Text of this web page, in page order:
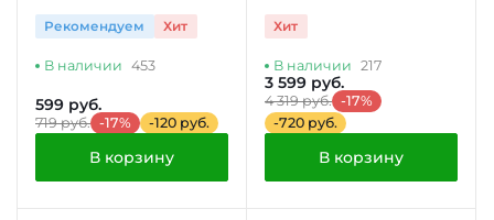
HomeCraft цвет белый
1 л
Рекомендуем Хит
В наличии 453
599 руб.
719 руб. -17% -120 руб.
В корзину
Хит
В наличии 217
3 599 руб.
4 319 руб. -17%
-720 руб.
В корзину